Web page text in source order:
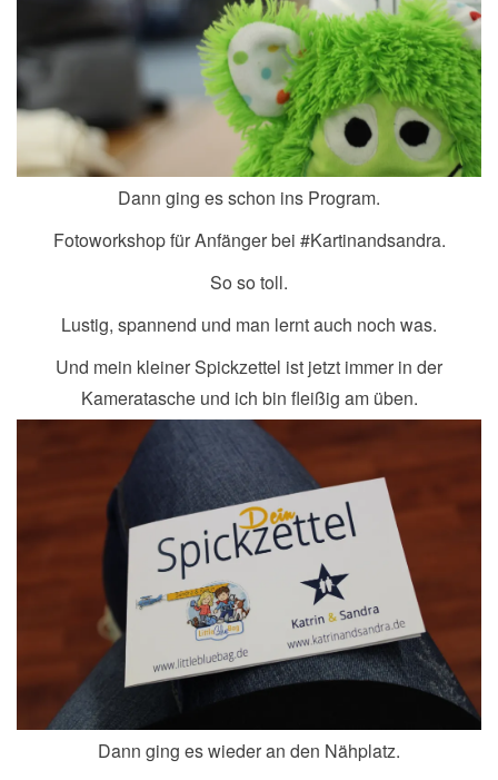
Dann ging es schon ins Program.
Fotoworkshop für Anfänger bei #Kartinandsandra.
So so toll.
Lustig, spannend und man lernt auch noch was.
Und mein kleiner Spickzettel ist jetzt immer in der
Kameratasche und ich bin fleißig am üben.
Dann ging es wieder an den Nähplatz.